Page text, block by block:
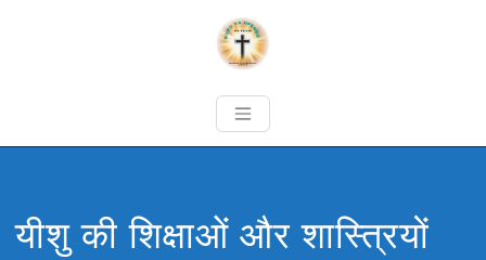
यीशु की शिक्षाओं और शास्त्रियों